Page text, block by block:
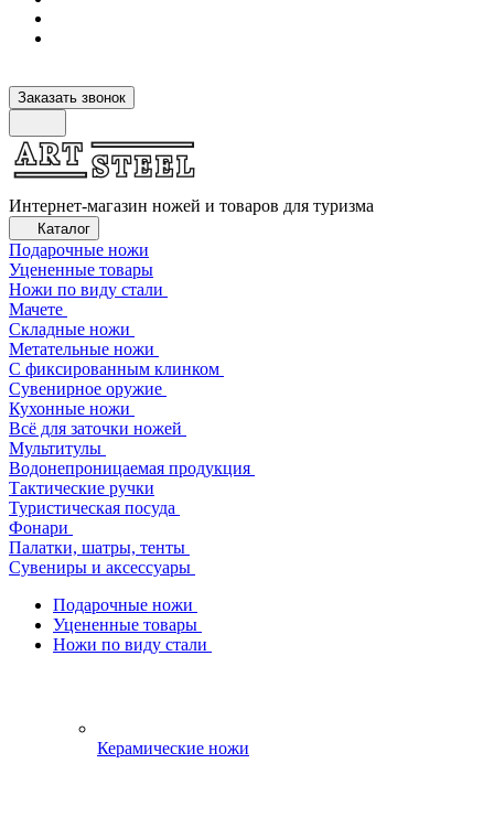
Заказать звонок
Интернет-магазин ножей и товаров для туризма
Каталог
Подарочные ножи
Уцененные товары
Ножи по виду стали
Мачете
Складные ножи
Метательные ножи
С фиксированным клинком
Сувенирное оружие
Кухонные ножи
Всё для заточки ножей
Мультитулы
Водонепроницаемая продукция
Тактические ручки
Туристическая посуда
Фонари
Палатки, шатры, тенты
Сувениры и аксессуары
Подарочные ножи
Уцененные товары
Ножи по виду стали
Керамические ножи